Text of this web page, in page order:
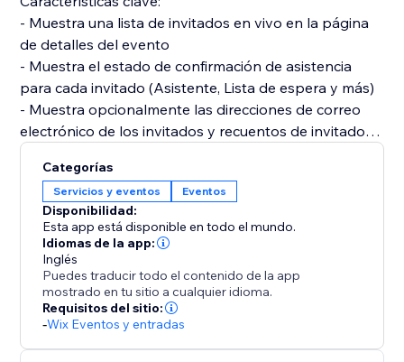
- Muestra una lista de invitados en vivo en la página
de detalles del evento
- Muestra el estado de confirmación de asistencia
para cada invitado (Asistente, Lista de espera y más)
- Muestra opcionalmente las direcciones de correo
electrónico de los invitados y recuentos de invitados
- Los creadores de sitios pueden personalizar qué
detalles de los invitados se muestran
- Se integra perfectamente como un widget de página
de Eventos
- Texto de título configurable y nivel de encabezado
para flexibilida
Categorías
Servicios y eventos Eventos
Disponibilidad:
Esta app está disponible en todo el mundo.
Idiomas de la app:
Inglés
Puedes traducir todo el contenido de la app
mostrado en tu sitio a cualquier idioma.
Requisitos del sitio:
-Wix Eventos y entradas